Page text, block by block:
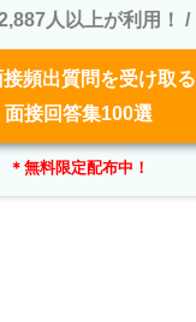
人以上が利用！ /
接頻出質問を受け取る
面接回答集100選
＊無料限定配布中！